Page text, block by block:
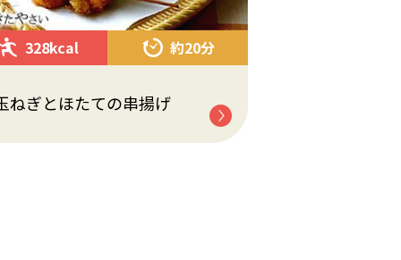
328kcal 約20分
ねぎとほたての串揚げ